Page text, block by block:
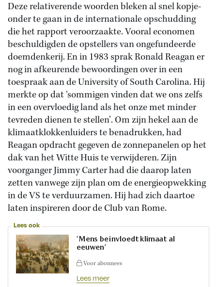
Deze relativerende woorden bleken al snel kopje-
onder te gaan in de internationale opschudding
die het rapport veroorzaakte. Vooral economen
beschuldigden de opstellers van ongefundeerde
doemdenkerij. En in 1983 sprak Ronald Reagan er
nog in afkeurende bewoordingen over in een
toespraak aan de University of South Carolina. Hij
merkte op dat ‘sommigen vinden dat we ons zelfs
in een overvloedig land als het onze met minder
tevreden dienen te stellen’. Om zijn hekel aan de
klimaatklokkenluiders te benadrukken, had
Reagan opdracht gegeven de zonnepanelen op het
dak van het Witte Huis te verwijderen. Zijn
voorganger Jimmy Carter had die daarop laten
zetten vanwege zijn plan om de energieopwekking
in de VS te verduurzamen. Hij had zich daartoe
laten inspireren door de Club van Rome.
Lees ook
‘Mens beïnvloedt klimaat al
eeuwen’
Voor abonnees
Lees meer